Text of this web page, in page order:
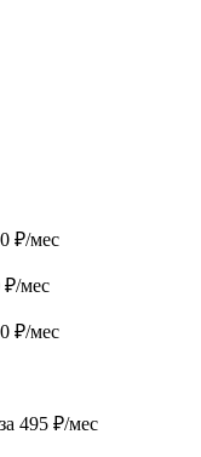
₽/мес
₽/мес
₽/мес
495 ₽/мес